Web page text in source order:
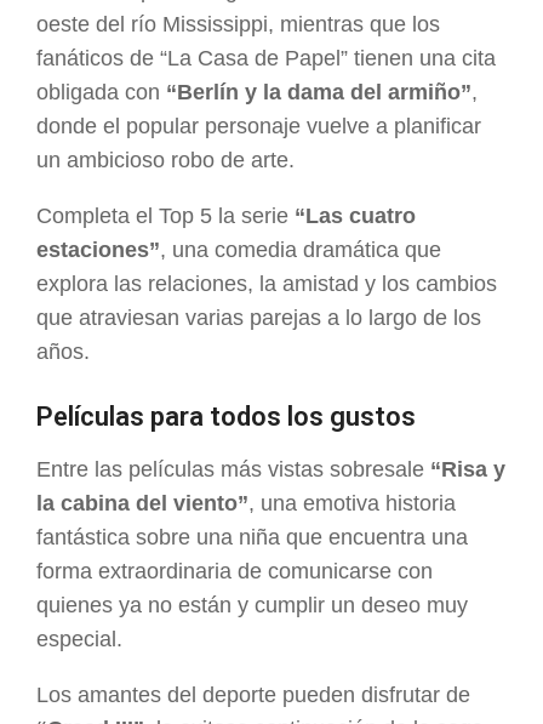
oeste del río Mississippi, mientras que los
fanáticos de “La Casa de Papel” tienen una cita
obligada con “Berlín y la dama del armiño”,
donde el popular personaje vuelve a planificar
un ambicioso robo de arte.
Completa el Top 5 la serie “Las cuatro
estaciones”, una comedia dramática que
explora las relaciones, la amistad y los cambios
que atraviesan varias parejas a lo largo de los
años.
Películas para todos los gustos
Entre las películas más vistas sobresale “Risa y
la cabina del viento”, una emotiva historia
fantástica sobre una niña que encuentra una
forma extraordinaria de comunicarse con
quienes ya no están y cumplir un deseo muy
especial.
Los amantes del deporte pueden disfrutar de